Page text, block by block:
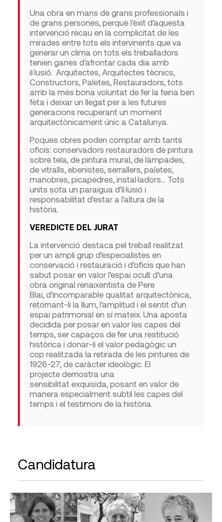
Una obra en mans de grans professionals i
de grans persones, perquè l'èxit d’aquesta
intervenció recau en la complicitat de les
mirades entre tots els intervinents que va
generar un clima on tots els treballadors
tenien ganes d'afrontar cada dia amb
il·lusió. Arquitectes, Arquitectes tècnics,
Constructors, Paletes, Restauradors, tots
amb la més bona voluntat de fer la feina ben
feta i deixar un llegat per a les futures
generacions recuperant un moment
arquitectònicament únic a Catalunya.
Poques obres poden comptar amb tants
oficis: conservadors restauradors de pintura
sobre tela, de pintura mural, de làmpades,
de vitralls, ebenistes, serrallers, paletes,
manobres, picapedres, instal·ladors... Tots
units sota un paraigua d’il·lusió i
responsabilitat d'estar a l'altura de la
història.
VEREDICTE DEL JURAT
La intervenció destaca pel treball realitzat
per un ampli grup d’especialistes en
conservació i restauració i d’oficis que han
sabut posar en valor l’espai ocult d’una
obra original renaixentista de Pere
Blai, d’incomparable qualitat arquitectònica,
retornant-li la llum, l’amplitud i el sentit d’un
espai patrimonial en sí mateix. Una aposta
decidida per posar en valor les capes del
temps, ser capaços de fer una restitució
històrica i donar-li el valor pedagògic un
cop realitzada la retirada de les pintures de
1926-27, de caràcter ideològic. El
projecte demostra una
sensibilitat exquisida, posant en valor de
manera especialment subtil les capes del
temps i el testimoni de la història.
Candidatura